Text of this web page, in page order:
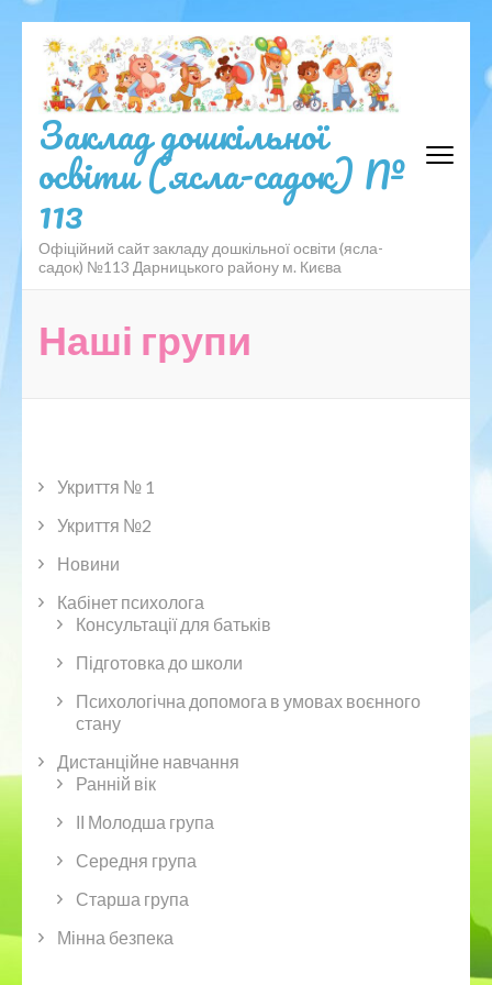
Перейти
вмісту
(натисніть
Enter)
Заклад дошкільної
освіти (ясла-садок) №
113
Офіційний сайт закладу дошкільної освіти (ясла-
садок) №113 Дарницького району м. Києва
Наші групи
Укриття № 1
Укриття №2
Новини
Кабінет психолога
Консультації для батьків
Підготовка до школи
Психологічна допомога в умовах воєнного
стану
Дистанційне навчання
Ранній вік
ІІ Молодша група
Середня група
Старша група
Мінна безпека